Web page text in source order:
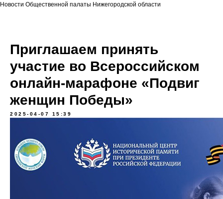
Новости Общественной палаты Нижегородской области
Приглашаем принять
участие во Всероссийском
онлайн-марафоне «Подвиг
женщин Победы»
2025-04-07 15:39